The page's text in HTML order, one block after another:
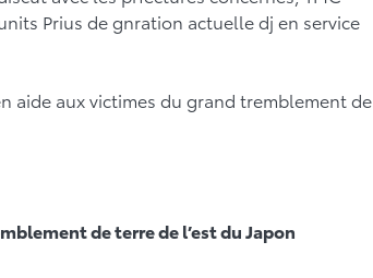
Prius de gnration actuelle dj en service
aide aux victimes du grand tremblement de
de terre de l’est du Japon